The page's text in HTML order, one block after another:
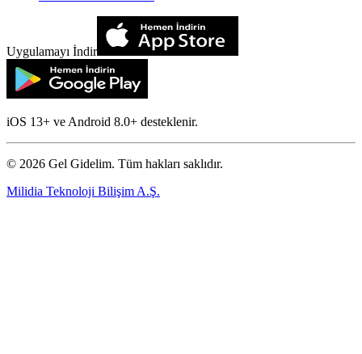
Uygulamayı İndir
iOS 13+ ve Android 8.0+ desteklenir.
© 2026 Gel Gidelim. Tüm hakları saklıdır.
Milidia Teknoloji Bilişim A.Ş.